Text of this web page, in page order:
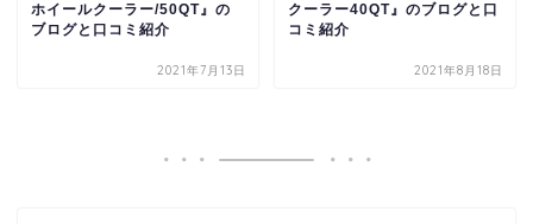
ホイールクーラー/50QT』の
ブログと口コミ紹介
2021年7月13日
クーラー40QT』のブログと口
コミ紹介
2021年8月18日